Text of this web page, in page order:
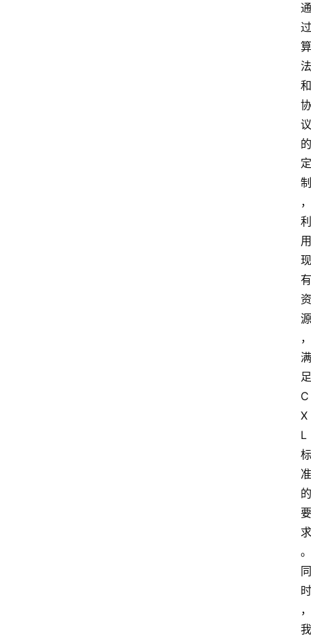
通
过
算
法
和
协
议
的
定
制
，
利
用
现
有
资
源
，
满
足
C
X
L
标
准
的
要
求
。
同
时
，
我